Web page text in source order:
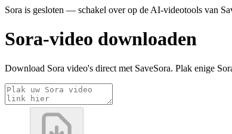
Sora is gesloten — schakel over op de AI-videotools van
Sora-video downloaden
Download Sora video's direct met SaveSora. Plak enige